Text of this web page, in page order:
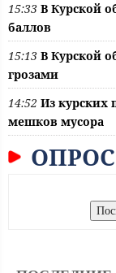
15:33 В Курской
баллов
15:13 В Курской
грозами
14:52 Из курских
мешков мусора
ОПРОС